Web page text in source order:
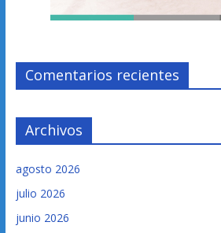
Comentarios recientes
Archivos
agosto 2026
julio 2026
junio 2026